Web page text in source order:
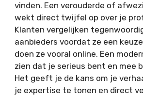
vinden. Een verouderde of
wekt direct twijfel op over je
Klanten vergelijken
aanbieders voordat ze een
doen ze vooral online. Een
zien dat je serieus bent en mee
Het geeft je de kans om je
je expertise te tonen en direct